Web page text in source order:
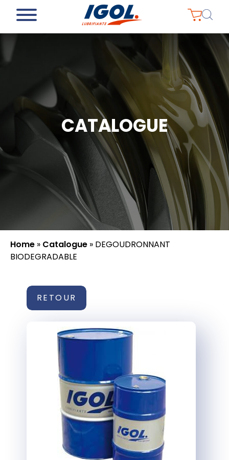
CATALOGUE
Home » Catalogue » DEGOUDRONNANT
BIODEGRADABLE
RETOUR